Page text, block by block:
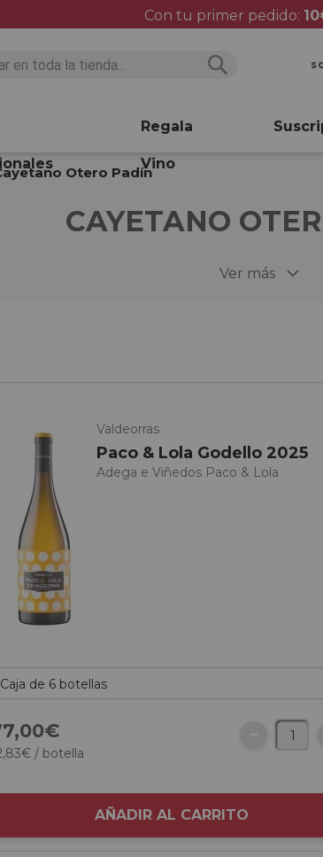
Con tu primer pedido:
Regala
Vino
Otero Padín
CAYETANO
Ver más
Valdeorras
Paco & Lola Godello 2025
Adega e Viñedos Paco & Lola
00€
83€ / botella
AÑADIR AL CARRITO